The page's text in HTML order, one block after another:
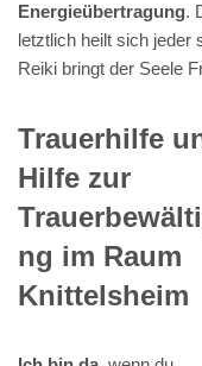
Energieübertragung.
letztlich heilt sich jeder
Reiki bringt der Seele
Trauerhilfe
Hilfe zur
ng im Raum
Knittelsheim